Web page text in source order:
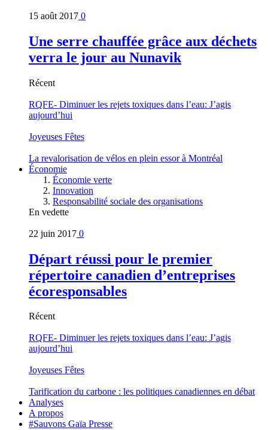
15 août 2017 0
Une serre chauffée grâce aux déchets
verra le jour au Nunavik
Récent
RQFE- Diminuer les rejets toxiques dans l’eau: J’agis
aujourd’hui
Joyeuses Fêtes
La revalorisation de vélos en plein essor à Montréal
Économie
Économie verte
Innovation
Responsabilité sociale des organisations
En vedette
22 juin 2017 0
Départ réussi pour le premier
répertoire canadien d’entreprises
écoresponsables
Récent
RQFE- Diminuer les rejets toxiques dans l’eau: J’agis
aujourd’hui
Joyeuses Fêtes
Tarification du carbone : les politiques canadiennes en débat
Analyses
A propos
#Sauvons Gaïa Presse